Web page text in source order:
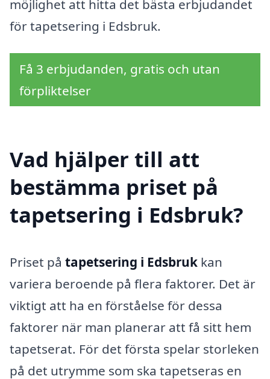
möjlighet att hitta det bästa erbjudandet
för tapetsering i Edsbruk.
Få 3 erbjudanden, gratis och utan
förpliktelser
Vad hjälper till att
bestämma priset på
tapetsering i Edsbruk?
Priset på tapetsering i Edsbruk kan
variera beroende på flera faktorer. Det är
viktigt att ha en förståelse för dessa
faktorer när man planerar att få sitt hem
tapetserat. För det första spelar storleken
på det utrymme som ska tapetseras en